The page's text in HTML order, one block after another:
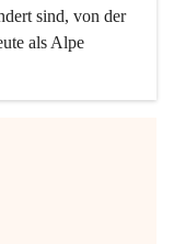
sind, von der
als Alpe